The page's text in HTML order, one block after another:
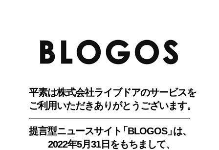
平素は株式会社ライブドアのサービスを
ご利用いただきありがとうございます。
提言型ニュースサイ ト「BLOGOS」は、
2022年5月31日をもちまして、